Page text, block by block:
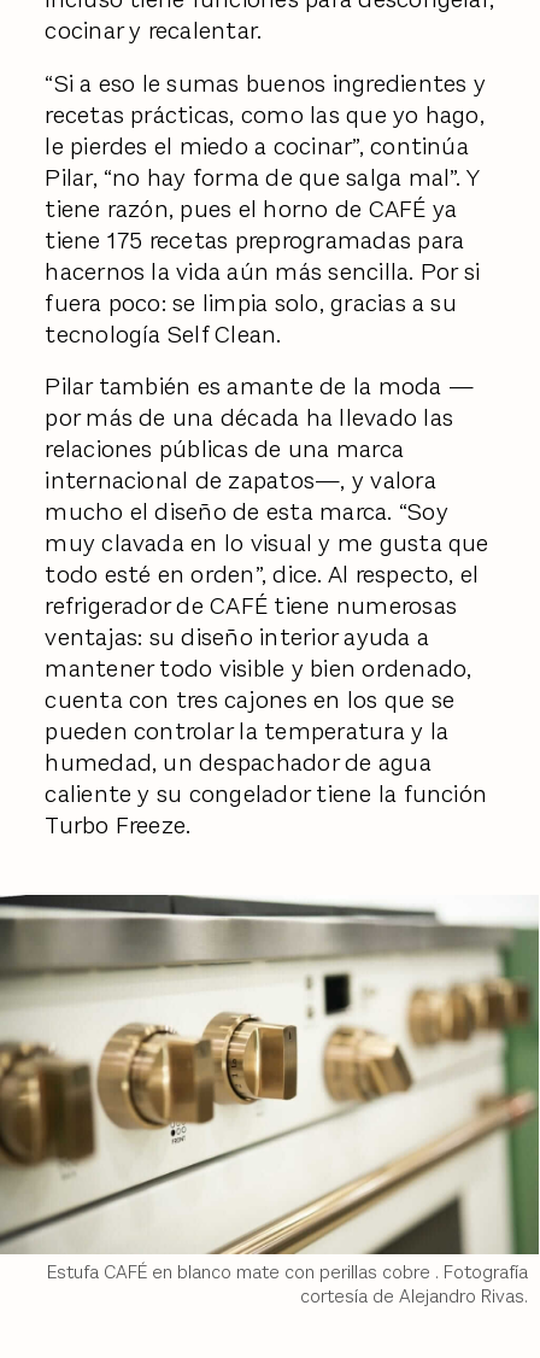
cocinar y recalentar.
“Si a eso le sumas buenos ingredientes y
recetas prácticas, como las que yo hago,
le pierdes el miedo a cocinar”, continúa
Pilar, “no hay forma de que salga mal”. Y
tiene razón, pues el horno de CAFÉ ya
tiene 175 recetas preprogramadas para
hacernos la vida aún más sencilla. Por si
fuera poco: se limpia solo, gracias a su
tecnología Self Clean.
Pilar también es amante de la moda —
por más de una década ha llevado las
relaciones públicas de una marca
internacional de zapatos—, y valora
mucho el diseño de esta marca. “Soy
muy clavada en lo visual y me gusta que
todo esté en orden”, dice. Al respecto, el
refrigerador de CAFÉ tiene numerosas
ventajas: su diseño interior ayuda a
mantener todo visible y bien ordenado,
cuenta con tres cajones en los que se
pueden controlar la temperatura y la
humedad, un despachador de agua
caliente y su congelador tiene la función
Turbo Freeze.
Estufa CAFÉ en blanco mate con perillas cobre . Fotografía
cortesía de Alejandro Rivas.